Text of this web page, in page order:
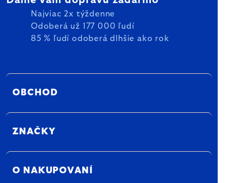
Najviac 2x týždenne
Odoberá už 177 000 ľudí
85 % ľudí odoberá dlhšie ako rok
OBCHOD
ZNAČKY
O NAKUPOVANÍ